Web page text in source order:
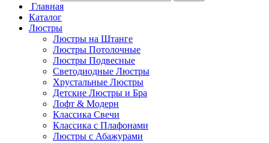
Главная
Каталог
Люстры
Люстры на Штанге
Люстры Потолочные
Люстры Подвесные
Светодиодные Люстры
Хрустальные Люстры
Детские Люстры и Бра
Лофт & Модерн
Классика Свечи
Классика с Плафонами
Люстры с Абажурами